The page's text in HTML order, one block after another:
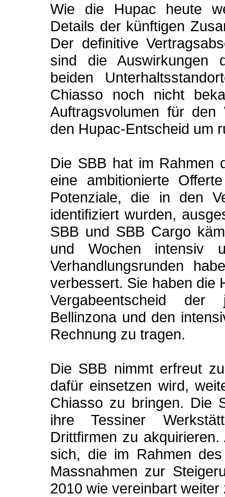
Wie die Hupac heute
Details der künftigen
Der definitive
sind die Auswirkungen
beiden
Chiasso noch nicht
Auftragsvolumen für den
den Hupac-Entscheid um
Die SBB hat im Rahmen
eine ambitionierte
Potenziale, die in den
identifiziert wurden,
SBB und SBB Cargo
und Wochen intensiv
Verhandlungsrunden
verbessert. Sie haben die
Vergabeentscheid
Bellinzona und den
Rechnung zu tragen.
Die SBB nimmt erfreut
dafür einsetzen wird,
Chiasso zu bringen. Die
ihre Tessiner
Drittfirmen zu
sich, die im Rahmen
Massnahmen zur
2010 wie vereinbart